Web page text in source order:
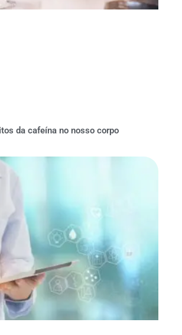
da cafeína no nosso corpo